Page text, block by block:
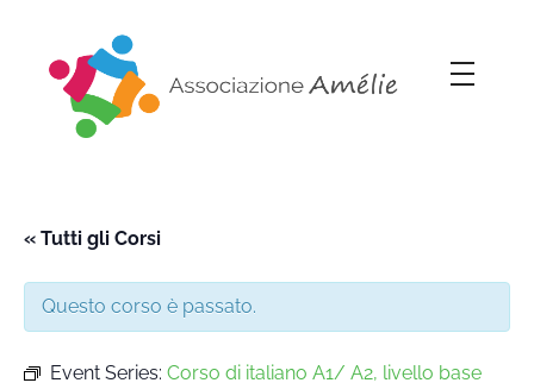
« Tutti gli Corsi
Questo corso è passato.
Event Series: Corso di italiano A1/ A2, livello base